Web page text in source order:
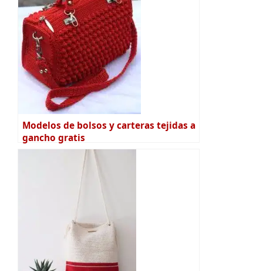
Modelos de bolsos y carteras tejidas a
gancho gratis